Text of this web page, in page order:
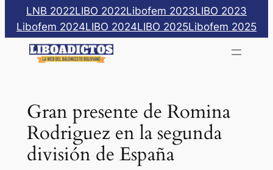
Saltar
contenido
LNB 2022LIBO 2022Libofem 2023LIBO 2023
Libofem 2024LIBO 2024LIBO 2025Libofem 2025
Gran presente de Romina
Rodriguez en la segunda
división de España